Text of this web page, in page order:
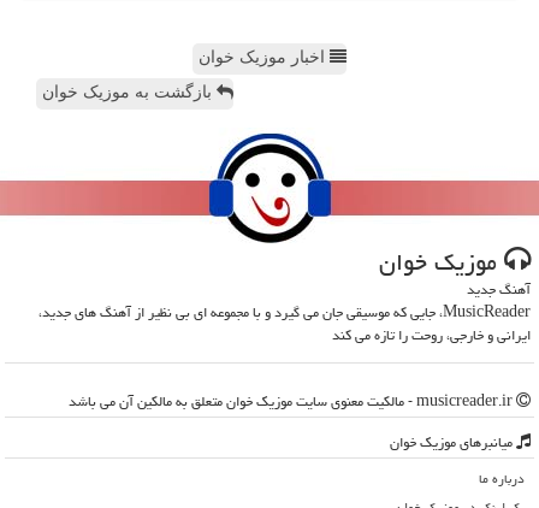
اخبار موزیک خوان
بازگشت به موزیک خوان
موزیك خوان
آهنگ جدید
MusicReader، جایی که موسیقی جان می گیرد و با مجموعه ای بی نظیر از آهنگ های جدید،
ایرانی و خارجی، روحت را تازه می کند
میانبرهای موزیك خوان
درباره ما